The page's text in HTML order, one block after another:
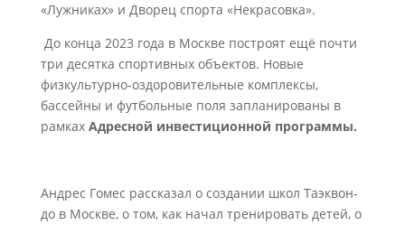
«Лужниках» и Дворец спорта «Некрасовка».
До конца 2023 года в Москве построят ещё почти
три десятка спортивных объектов. Новые
физкультурно-оздоровительные комплексы,
бассейны и футбольные поля запланированы в
рамкахАдресной инвестиционной программы.
Андрес Гомес рассказал о создании школ Таэквон-
до в Москве, о том, как начал тренировать детей, о